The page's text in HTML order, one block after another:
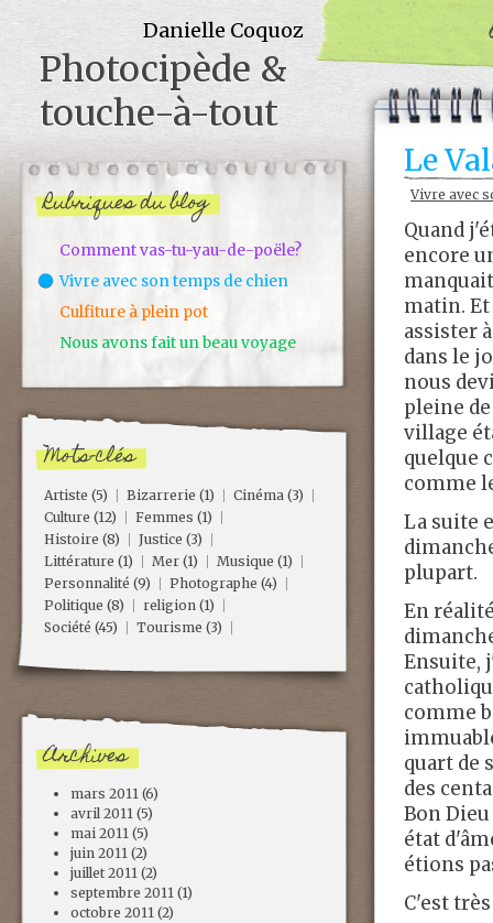
Danielle Coquoz
Photocipède &
touche-à-tout
Le
Vivre avec
Quand
encore
matin.
assister
dans le
nous
pleine
village
quelque
comme
La suite
plupart.
En
Ensuite,
comme
quart de
des
Bon
état
étions
C'est
Rubriques du blog
Comment vas-tu-yau-de-poële?
Vivre avec son temps de chien
Culfiture à plein pot
Nous avons fait un beau voyage
Mots-clés
Artiste (5) Bizarrerie (1) Cinéma (3)
Culture (12) Femmes (1)
Histoire (8) Justice (3)
Littérature (1) Mer (1) Musique (1)
Personnalité (9) Photographe (4)
Politique (8) religion (1)
Société (45) Tourisme (3)
Archives
mars 2011 (6)
avril 2011 (5)
mai 2011 (5)
juin 2011 (2)
juillet 2011 (2)
septembre 2011 (1)
octobre 2011 (2)